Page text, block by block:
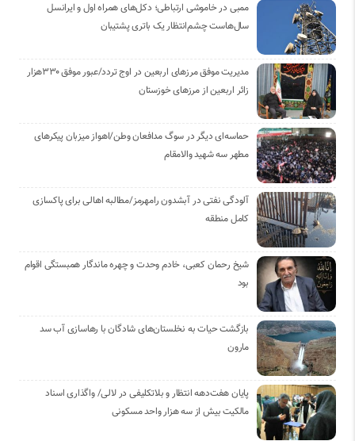
ممبی در خاموشی ارتباطی؛ دکل‌های همراه اول و ایرانسل
سال‌هاست چشم‌انتظار یک باتری پشتیبان
مدیریت موفق مرزهای اربعین در اوج تردد/عبور موفق ۳۳۰هزار
زائر اربعین از مرزهای خوزستان
حماسه‌ای دیگر در سوگ مدافعان وطن/اهواز میزبان پیکرهای
مطهر سه شهید والامقام
آلودگی نفتی در آبشدون رامهرمز/مطالبه اهالی برای پاکسازی
کامل منطقه
شیخ رحمان کعبی، خادم وحدت و چهره ماندگار همبستگی اقوام
بود
بازگشت حیات به نخلستان‌های شادگان با رهاسازی آب سد
مارون
پایان هفت‌دهه انتظار و بلاتکلیفی در لالی/ واگذاری اسناد
مالکیت بیش از سه هزار واحد مسکونی